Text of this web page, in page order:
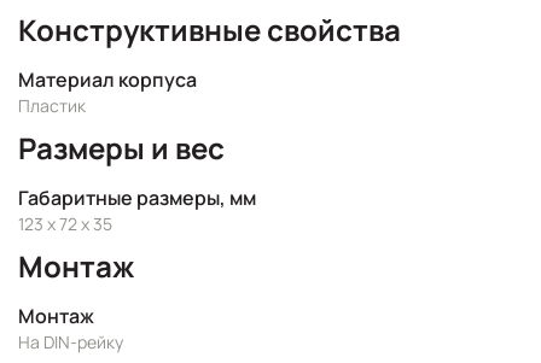
Конструктивные свойства
Материал корпуса
Пластик
Размеры и вес
Габаритные размеры, мм
123 x 72 x 35
Монтаж
Монтаж
На DIN-рейку